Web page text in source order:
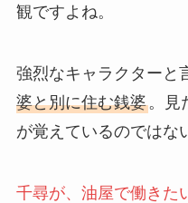
観ですよね。
強烈なキャラクターと
婆と別に住む銭婆。見
が覚えているのではな
千尋が、油屋で働きた